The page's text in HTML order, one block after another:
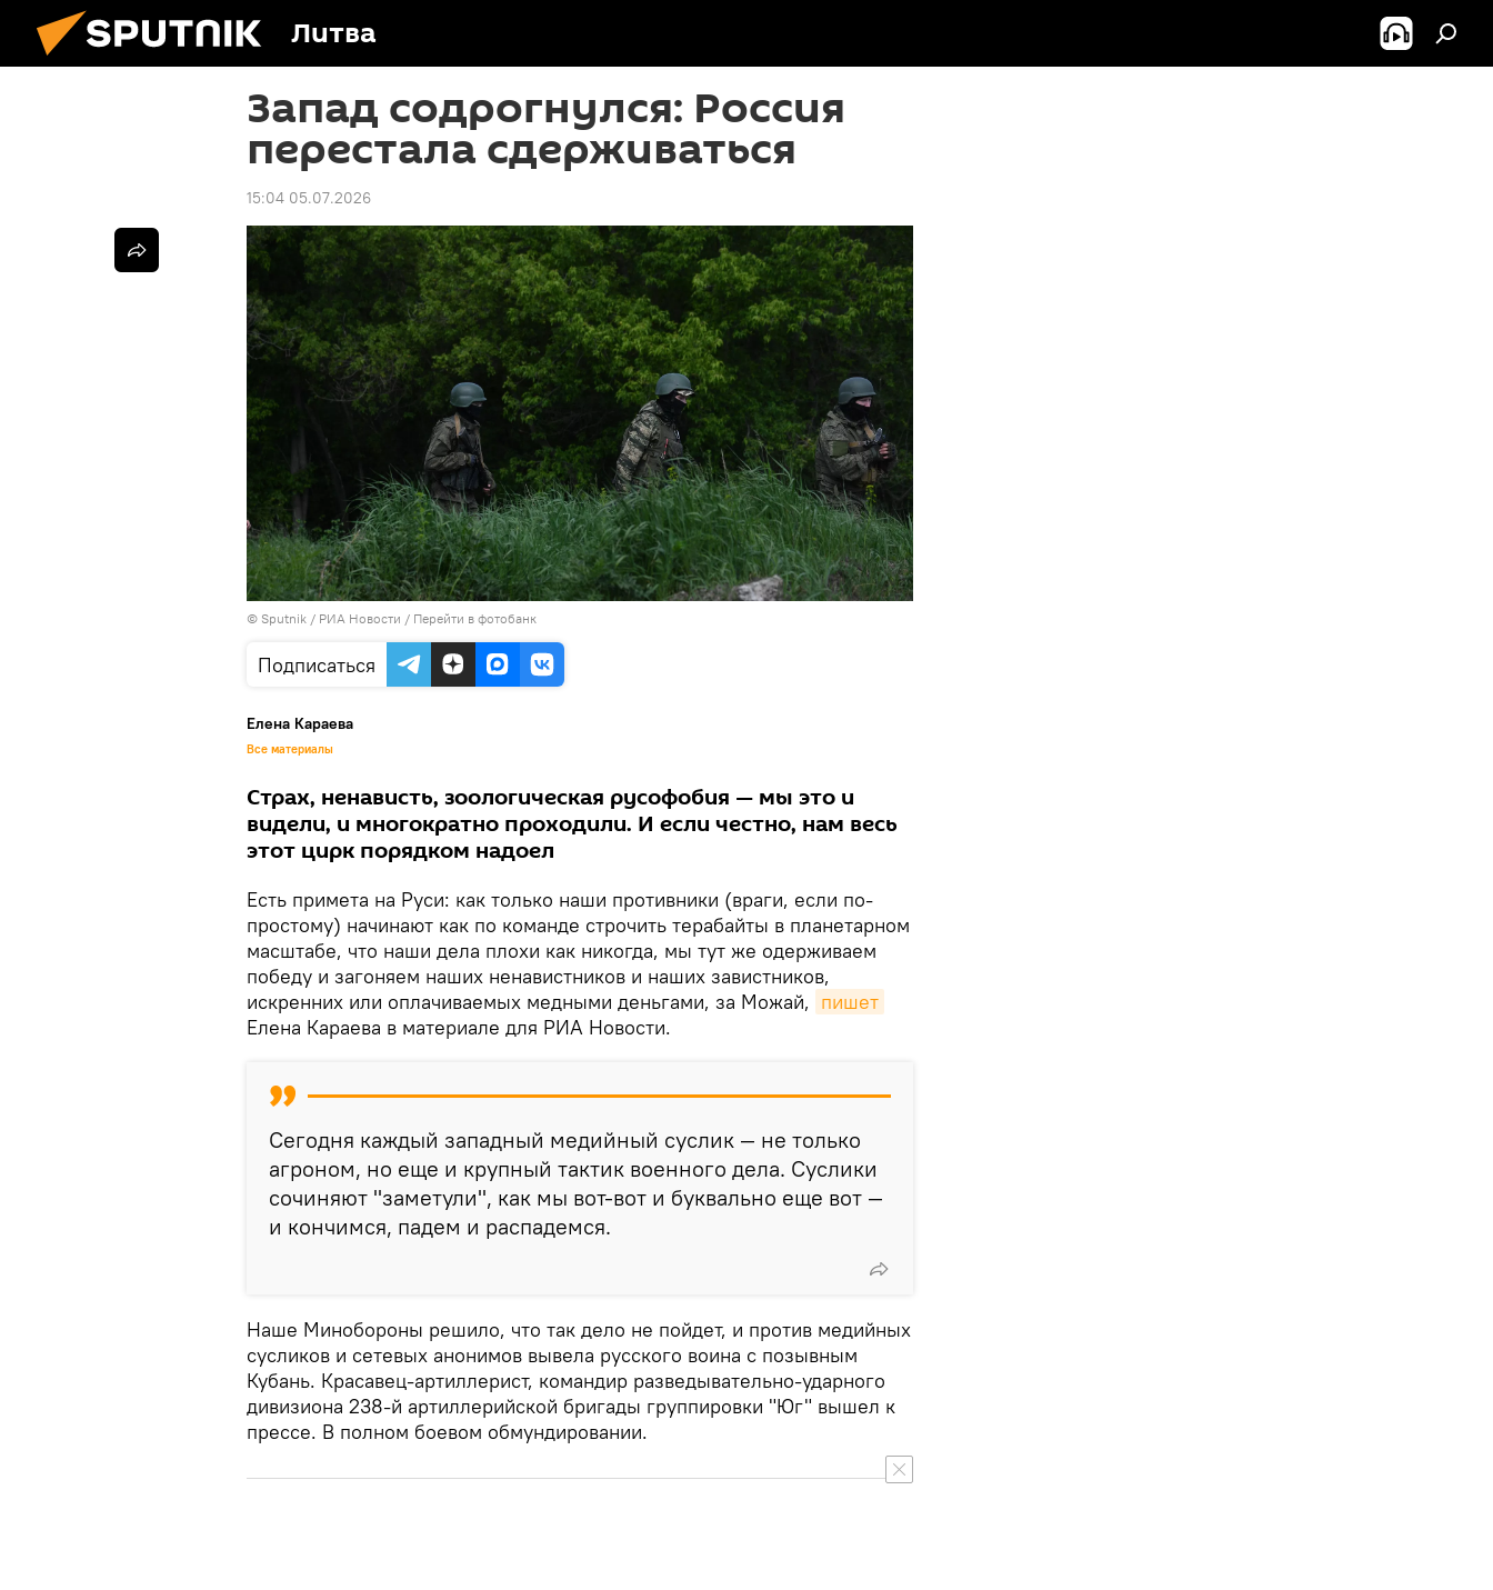
Литва
Запад содрогнулся: Россия
перестала сдерживаться
15:04 05.07.2026
© Sputnik / РИА Новости / Перейти в фотобанк
Подписаться
Елена Караева
Все материалы
Страх, ненависть, зоологическая русофобия — мы это и
видели, и многократно проходили. И если честно, нам весь
этот цирк порядком надоел
Есть примета на Руси: как только наши противники (враги, если по-
простому) начинают как по команде строчить терабайты в планетарном
масштабе, что наши дела плохи как никогда, мы тут же одерживаем
победу и загоняем наших ненавистников и наших завистников,
искренних или оплачиваемых медными деньгами, за Можай, пишет
Елена Караева в материале для РИА Новости.
Сегодня каждый западный медийный суслик — не только
агроном, но еще и крупный тактик военного дела. Суслики
сочиняют "заметули", как мы вот-вот и буквально еще вот —
и кончимся, падем и распадемся.
Наше Минобороны решило, что так дело не пойдет, и против медийных
сусликов и сетевых анонимов вывела русского воина с позывным
Кубань. Красавец-артиллерист, командир разведывательно-ударного
дивизиона 238-й артиллерийской бригады группировки "Юг" вышел к
прессе. В полном боевом обмундировании.